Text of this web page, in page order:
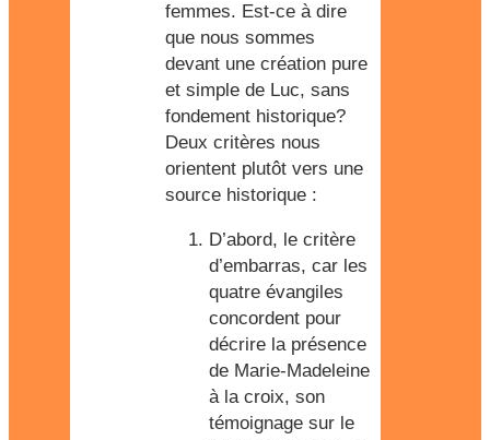
femmes. Est-ce à dire
que nous sommes
devant une création pure
et simple de Luc, sans
fondement historique?
Deux critères nous
orientent plutôt vers une
source historique :
D’abord, le critère
d’embarras, car les
quatre évangiles
concordent pour
décrire la présence
de Marie-Madeleine
à la croix, son
témoignage sur le